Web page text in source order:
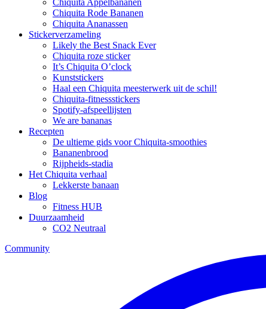
Chiquita Appelbananen
Chiquita Rode Bananen
Chiquita Ananassen
Stickerverzameling
Likely the Best Snack Ever
Chiquita roze sticker
It’s Chiquita O’clock
Kunststickers
Haal een Chiquita meesterwerk uit de schil!
Chiquita-fitnessstickers
Spotify-afspeellijsten
We are bananas
Recepten
De ultieme gids voor Chiquita-smoothies
Bananenbrood
Rijpheids-stadia
Het Chiquita verhaal
Lekkerste banaan
Blog
Fitness HUB
Duurzaamheid
CO2 Neutraal
Community